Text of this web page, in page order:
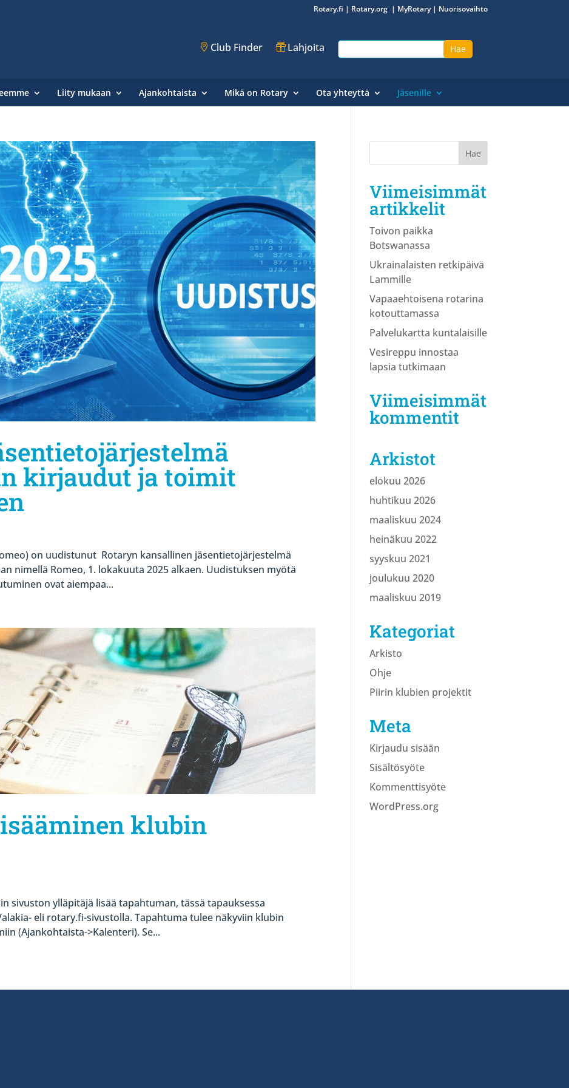
Rotary.fi | Rotary.org | MyRotary| Nuorisovaihto
Club Finder Lahjoita
Liity mukaan Ajankohtaista Mikä on Rotary Ota yhteyttä Jäsenille
kirjaudut ja toimit
on uudistunut Rotaryn kansallinen jäsentietojärjestelmä
nimellä Romeo, 1. lokakuuta 2025 alkaen. Uudistuksen myötä
ovat aiempaa...
klubin
sivuston ylläpitäjä lisää tapahtuman, tässä tapauksessa
eli rotary.fi-sivustolla. Tapahtuma tulee näkyviin klubin
(Ajankohtaista->Kalenteri). Se...
Viimeisimmät
artikkelit
Toivon paikka
Botswanassa
Ukrainalaisten retkipäivä
Lammille
Vapaaehtoisena rotarina
kotouttamassa
Palvelukartta kuntalaisille
Vesireppu innostaa
lapsia tutkimaan
Viimeisimmät
kommentit
Arkistot
elokuu 2026
huhtikuu 2026
maaliskuu 2024
heinäkuu 2022
syyskuu 2021
joulukuu 2020
maaliskuu 2019
Kategoriat
Arkisto
Ohje
Piirin klubien projektit
Meta
Kirjaudu sisään
Sisältösyöte
Kommenttisyöte
WordPress.org